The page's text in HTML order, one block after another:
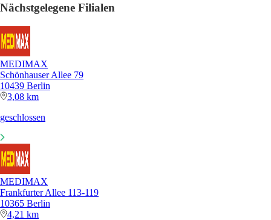
Nächstgelegene Filialen
MEDIMAX
Schönhauser Allee 79
10439 Berlin
3,08 km
geschlossen
MEDIMAX
Frankfurter Allee 113-119
10365 Berlin
4,21 km